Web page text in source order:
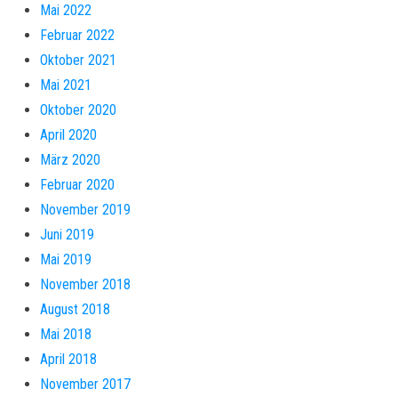
Mai 2022
Februar 2022
Oktober 2021
Mai 2021
Oktober 2020
April 2020
März 2020
Februar 2020
November 2019
Juni 2019
Mai 2019
November 2018
August 2018
Mai 2018
April 2018
November 2017